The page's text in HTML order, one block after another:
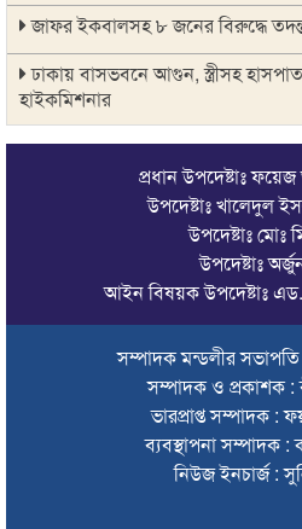
জাফর ইকবালসহ ৮ জনের বিরুদ্ধে
ঢাকায় বাসভবনে আগুন, স্ত্রীসহ
হাইকমিশনার
ঠাকুরগাঁওয়ে অনলাইন ক্যাসিনো
আবারও লোভার জব্দকৃত পাথর চুরি করে
রাজনৈতিক নেতৃবৃন্দ ও সুধীজনদের
সিলেট মহানগর বিএনপির সভাপতির
সিলেটে হামের উপসর্গ নিয়ে আরও ২
সিলেটে শিশুকন্যা ফাহিমা ধর্ষণচেষ্টা
প্রধান উপদেষ্টাঃ
উপদেষ্টাঃ খালেদুল
উপদেষ্টাঃ মোঃ
উপদেষ্টাঃ
আইন বিষয়ক উপদেষ্টাঃ
সম্পাদক মন্ডলীর সভাপতি
সম্পাদক ও প্রকাশক :
ভারপ্রাপ্ত সম্পাদক
ব্যবস্থাপনা সম্পাদক
নিউজ ইনচার্জ :